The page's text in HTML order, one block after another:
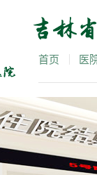
首页 医